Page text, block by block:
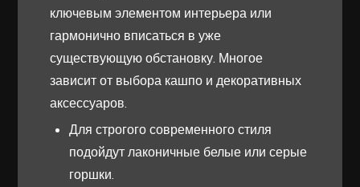
ключевым элементом интерьера или
гармонично вписаться в уже
существующую обстановку. Многое
зависит от выбора кашпо и декоративных
аксессуаров.
Для строгого современного стиля
подойдут лаконичные белые или серые
горшки.